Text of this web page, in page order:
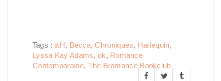
Tags :&H, Becca,Chroniques, Harlequin,
Lyssa Kay Adams, ok, Romance
Contemporaine,The Bromance Bookclub